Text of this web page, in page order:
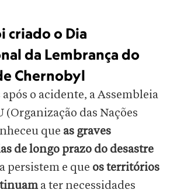
criado o Dia
da Lembrança do
Chernobyl
após o acidente, a Assembleia
(Organização das Nações
que as graves
de longo prazo do desastre
persistem e que os territórios
a ter necessidades